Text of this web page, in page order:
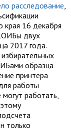
расследование,
края 16 декабря
двух
2017 года.
образца
принтера
работы
работать,
только